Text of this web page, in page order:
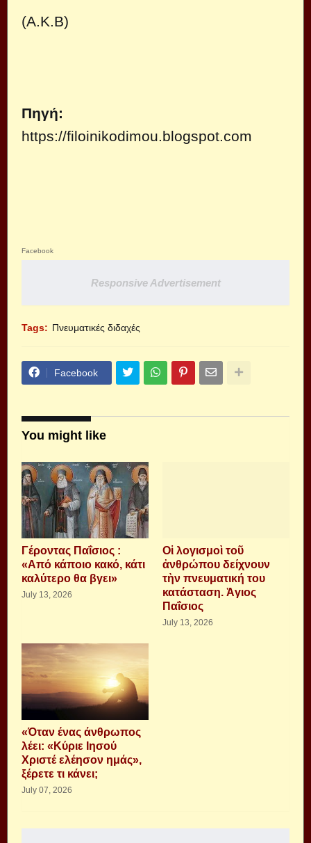
(Α.Κ.Β)
Πηγή:
https://filoinikodimou.blogspot.com
Facebook
Responsive Advertisement
Tags: Πνευματικές διδαχές
Facebook
You might like
Γέροντας Παΐσιος :
«Από κάποιο κακό, κάτι
καλύτερο θα βγει»
July 13, 2026
Οἱ λογισμοὶ τοῦ
ἀνθρώπου δείχνουν
τὴν πνευματική του
κατάσταση. Ἁγιος
Παΐσιος
July 13, 2026
«Όταν ένας άνθρωπος
λέει: «Κύριε Ιησού
Χριστέ ελέησον ημάς»,
ξέρετε τι κάνει;
July 07, 2026